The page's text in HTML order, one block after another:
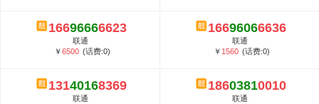
16696666623
联通
￥6500 (话费:0)
16696066636
联通
￥ 1560 (话费:0)
13140168369
联通
18603810010
联通